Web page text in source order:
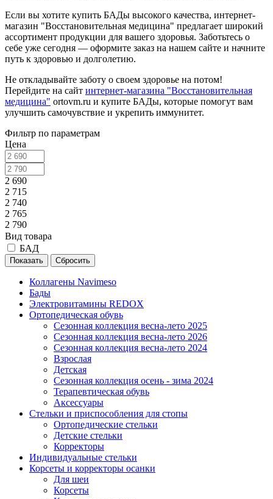
Если вы хотите купить БАДы высокого качества, интернет-
магазин "Восстановительная медицина" предлагает широкий
ассортимент продукции для вашего здоровья. Заботьтесь о
себе уже сегодня — оформите заказ на нашем сайте и начните
путь к здоровью и долголетию.
Не откладывайте заботу о своем здоровье на потом!
Перейдите на сайт интернет-магазина "Восстановительная
медицина" ortovm.ru и купите БАДы, которые помогут вам
улучшить самочувствие и укрепить иммунитет.
Фильтр по параметрам
Цена
2 690
2 715
2 740
2 765
2 790
Вид товара
БАД
Сбросить
Коллагены Navimeso
Бады
Электровитамины REDOX
Ортопедическая обувь
Сезонная коллекция весна-лето 2025
Сезонная коллекция весна-лето 2026
Сезонная коллекция весна-лето 2024
Взрослая
Детская
Сезонная коллекция осень - зима 2024
Терапевтическая обувь
Аксессуары
Стельки и приспособления для стопы
Ортопедические стельки
Детские стельки
Корректоры
Индивидуальные стельки
Корсеты и корректоры осанки
Для шеи
Корсеты